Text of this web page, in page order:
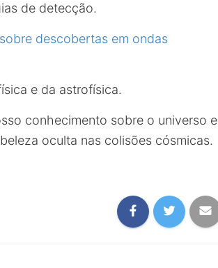
de detecção.
descobertas em ondas
e da astrofísica.
conhecimento sobre o universo e
oculta nas colisões cósmicas.